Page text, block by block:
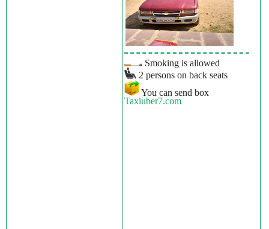
Smoking is allowed
2 persons on back seats
You can send box
Taxiuber7.com